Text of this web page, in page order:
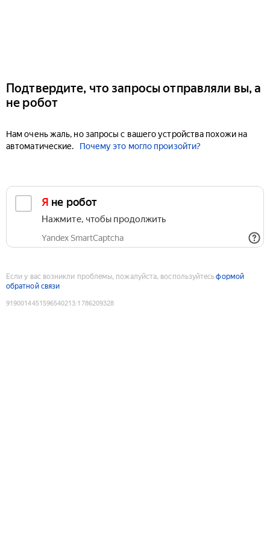
Подтвердите, что запросы отправляли вы, а
не робот
Нам очень жаль, но запросы с вашего устройства похожи на
автоматические.
Почему это могло произойти?
Я не робот
Нажмите, чтобы продолжить
Yandex SmartCaptcha
Если у вас возникли проблемы, пожалуйста, воспользуйтесьформой
обратной связи
9190014451596540213:1786209328